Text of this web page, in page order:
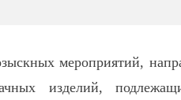
мероприятий,
изделий,